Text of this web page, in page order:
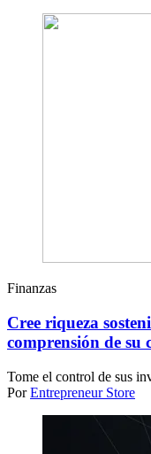
Finanzas
Cree riqueza
comprensión de su
Tome el control de sus
PorEntrepreneur Store